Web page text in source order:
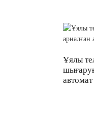
Ұялы
автомат